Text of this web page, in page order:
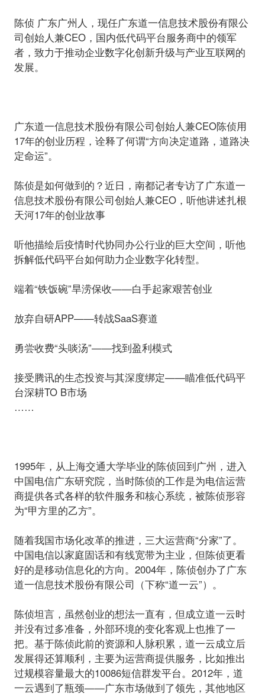
陈侦 广东广州人， 现任广东道一信息技术股份有限公
司创始人兼CEO，国内低代码平台服务商中的领军
者，致力于推动企业数字化创新升级与产业互联网的
发展。
广东道一信息技术股份有限公司创始人兼CEO陈侦用
17年的创业历程，诠释了何谓“方向决定道路，道路决
定命运”。
陈侦是如何做到的？近日，南都记者专访了广东道一
信息技术股份有限公司创始人兼CEO，听他讲述扎根
天河17年的创业故事
听他描绘后疫情时代协同办公行业的巨大空间，听他
拆解低代码平台如何助力企业数字化转型。
端着“铁饭碗”旱涝保收——白手起家艰苦创业
放弃自研APP——转战SaaS赛道
勇尝收费“头啖汤”——找到盈利模式
接受腾讯的生态投资与其深度绑定——瞄准低代码平
台深耕TO B市场
……
1995年，从上海交通大学毕业的陈侦回到广州，进入
中国电信广东研究院，当时陈侦的工作是为电信运营
商提供各式各样的软件服务和核心系统，被陈侦形容
为“甲方里的乙方”。
随着我国市场化改革的推进，三大运营商“分家”了。
中国电信以家庭固话和有线宽带为主业，但陈侦更看
好的是移动信息化的方向。2004年，陈侦创办了广东
道一信息技术股份有限公司（下称“道一云”）。
陈侦坦言，虽然创业的想法一直有，但成立道一云时
并没有过多准备，外部环境的变化客观上也推了一
把。基于陈侦此前的资源和人脉积累，道一云成立后
发展得还算顺利，主要为运营商提供服务，比如推出
过规模容量最大的10086短信群发平台。2012年，道
一云遇到了瓶颈——广东市场做到了领先，其他地区